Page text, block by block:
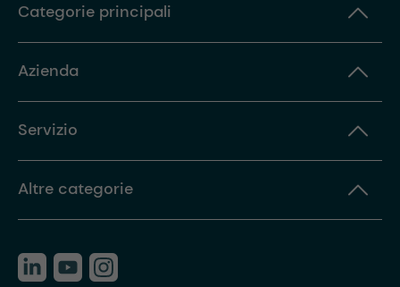
Categorie principali
Azienda
Servizio
Altre categorie